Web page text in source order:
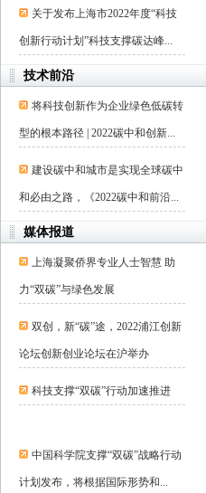
关于发布上海市2022年度“科技
创新行动计划”科技支撑碳达峰...
技术前沿
将科技创新作为企业绿色低碳转
型的根本路径 | 2022碳中和创新...
建设碳中和城市是实现全球碳中
和必由之路，《2022碳中和前沿...
媒体报道
上海凝聚侨界专业人士智慧 助
力“双碳”与绿色发展
双创，新“碳”途，2022浦江创新
论坛创新创业论坛在沪举办
科技支撑“双碳”行动加速推进
中国科学院支撑“双碳”战略行动
计划发布，将根据国际形势和...